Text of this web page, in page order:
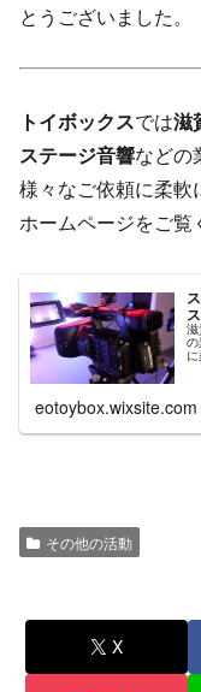
とうございました。
トイボックスでは滋
ステージ音響などの
様々なご依頼に柔軟
ホームページをご覧
eotoybox.wixsite.com
その他の活動
X